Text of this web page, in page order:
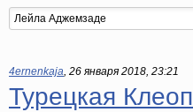
4ernenkaja, 26 января 2018, 23:21
Турецкая